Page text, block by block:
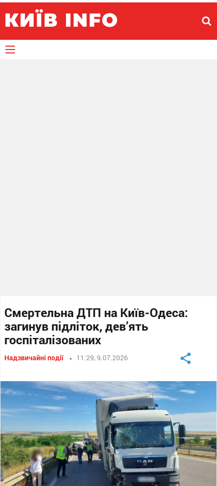
Смертельна ДТП на Київ-Одеса:
загинув підліток, дев’ять
госпіталізованих
Надзвичайні події 11:29, 9.07.2026